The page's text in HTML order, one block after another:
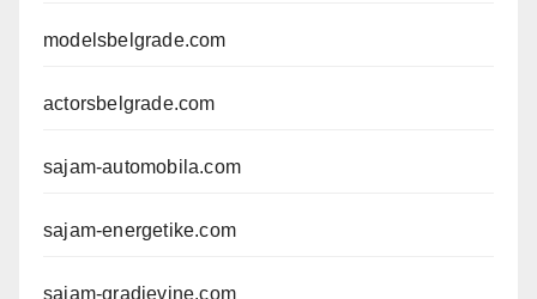
modelsbelgrade.com
actorsbelgrade.com
sajam-automobila.com
sajam-energetike.com
sajam-gradjevine.com